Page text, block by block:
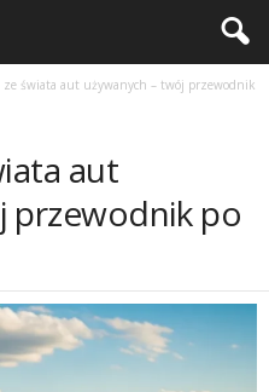
świata aut używanych – twój przewodnik
aut
przewodnik po